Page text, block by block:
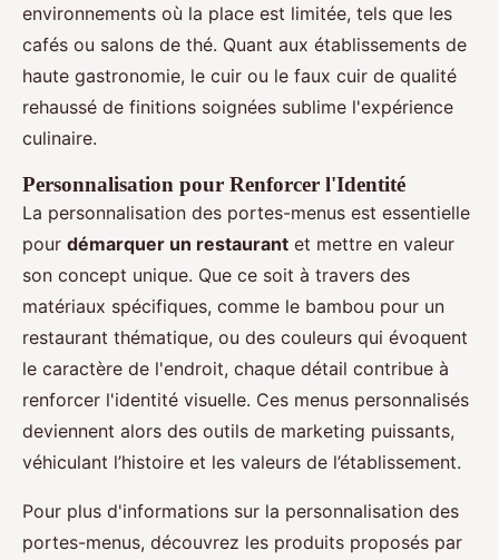
environnements où la place est limitée, tels que les
cafés ou salons de thé. Quant aux établissements de
haute gastronomie, le cuir ou le faux cuir de qualité
rehaussé de finitions soignées sublime l'expérience
culinaire.
Personnalisation pour Renforcer l'Identité
La personnalisation des portes-menus est essentielle
pour démarquer un restaurant et mettre en valeur
son concept unique. Que ce soit à travers des
matériaux spécifiques, comme le bambou pour un
restaurant thématique, ou des couleurs qui évoquent
le caractère de l'endroit, chaque détail contribue à
renforcer l'identité visuelle. Ces menus personnalisés
deviennent alors des outils de marketing puissants,
véhiculant l’histoire et les valeurs de l’établissement.
Pour plus d'informations sur la personnalisation des
portes-menus, découvrez les produits proposés par